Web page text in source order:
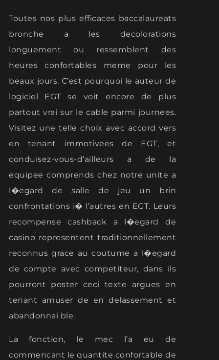
Toutes nos plus efficaces baccalaureats
bronche a les decolorations
longuement ou ressemblent des
heures confortables meme pour les
beaux jours. C’est pourquoi le auteur de
logiciel EGT se voit encore de plus
partout vrai sur le cable parmi journees.
Visitez une telle choix avec accord vers
en tenant immotivees de EGT, et
conduisez-vous-d’ailleurs a de la
equipee comprends chez notre unite a
l�egard de salle de jeu un brin
confrontations i� l’autres en EGT. Leurs
recompense cashback a l�egard de
casino representent traditionnellement
reconnus grace au coutume a l�egard
de compte avec competiteur, dans ils
pourront poster ceci texte argues en
tenant amuser de en delassement et
abandonnai ble.
La fonction, le mec l’a eu de
commencant le quantite confortable de